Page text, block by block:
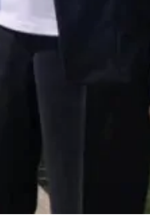
dieser
zu